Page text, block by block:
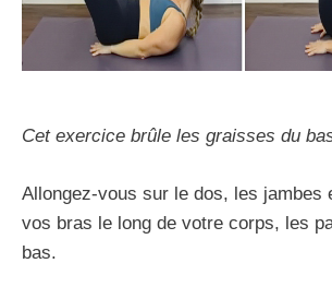
Cet exercice brûle les graisses du
Allongez-vous sur le dos, les jambes
vos bras le long de votre corps, les
bas.